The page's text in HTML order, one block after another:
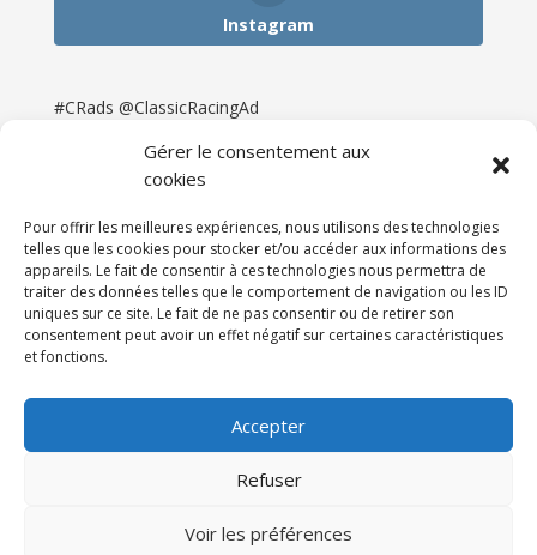
Gérer le consentement aux
cookies
Pour offrir les meilleures expériences, nous utilisons des technologies
telles que les cookies pour stocker et/ou accéder aux informations des
appareils. Le fait de consentir à ces technologies nous permettra de
traiter des données telles que le comportement de navigation ou les ID
uniques sur ce site. Le fait de ne pas consentir ou de retirer son
consentement peut avoir un effet négatif sur certaines caractéristiques
et fonctions.
Accepter
Refuser
Voir les préférences
Instagram
#CRads @ClassicRacingAd
Newsletter & Presse
Partenaires
Tarifs
Espace Client
121DigitalGroup |